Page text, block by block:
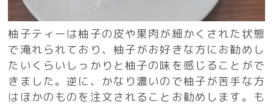
柚子ティーは柚子の皮や果肉が細かくされた状態
で淹れられており、柚子がお好きな方にお勧めし
たいくらいしっかりと柚子の味を感じることがで
きました。逆に、かなり濃いので柚子が苦手な方
はほかのものを注文されることお勧めします。も